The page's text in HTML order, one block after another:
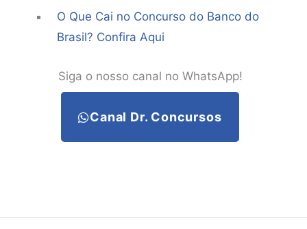
O Que Cai no Concurso do Banco do
Brasil? Confira Aqui
Siga o nosso canal no WhatsApp!
Canal Dr. Concursos